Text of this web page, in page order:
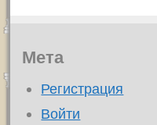
Мета
Регистрация
Войти